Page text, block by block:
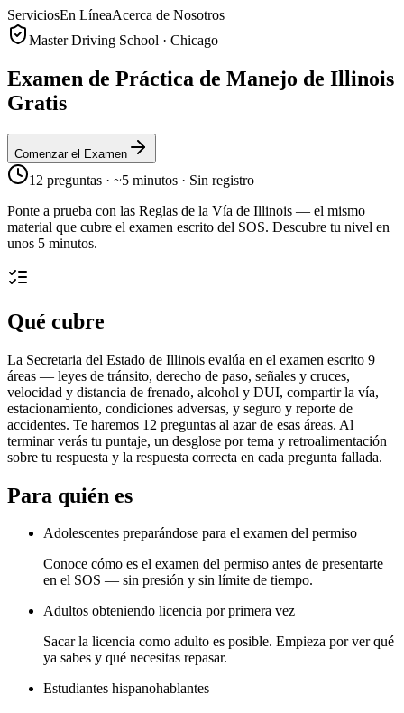
ServiciosEn LíneaAcerca de Nosotros
Master Driving School · Chicago
Examen de Práctica de Manejo de Illinois
Gratis
Comenzar el Examen
12 preguntas · ~5 minutos · Sin registro
Ponte a prueba con las Reglas de la Vía de Illinois — el mismo
material que cubre el examen escrito del SOS. Descubre tu nivel en
unos 5 minutos.
Qué cubre
La Secretaria del Estado de Illinois evalúa en el examen escrito 9
áreas — leyes de tránsito, derecho de paso, señales y cruces,
velocidad y distancia de frenado, alcohol y DUI, compartir la vía,
estacionamiento, condiciones adversas, y seguro y reporte de
accidentes. Te haremos 12 preguntas al azar de esas áreas. Al
terminar verás tu puntaje, un desglose por tema y retroalimentación
sobre tu respuesta y la respuesta correcta en cada pregunta fallada.
Para quién es
Adolescentes preparándose para el examen del permiso
Conoce cómo es el examen del permiso antes de presentarte
en el SOS — sin presión y sin límite de tiempo.
Adultos obteniendo licencia por primera vez
Sacar la licencia como adulto es posible. Empieza por ver qué
ya sabes y qué necesitas repasar.
Estudiantes hispanohablantes